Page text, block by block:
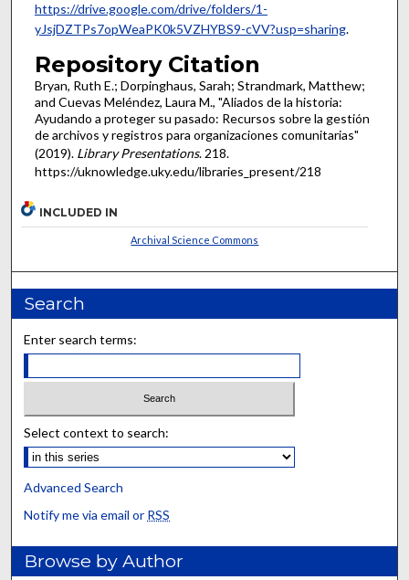
https://drive.google.com/drive/folders/1-
yJsjDZTPs7opWeaPK0k5VZHYBS9-cVV?usp=sharing.
Repository Citation
Bryan, Ruth E.; Dorpinghaus, Sarah; Strandmark, Matthew;
and Cuevas Meléndez, Laura M., "Aliados de la historia:
Ayudando a proteger su pasado: Recursos sobre la gestión
de archivos y registros para organizaciones comunitarias"
(2019). Library Presentations. 218.
https://uknowledge.uky.edu/libraries_present/218
INCLUDED IN
Archival Science Commons
Search
Enter search terms:
Select context to search:
Advanced Search
Notify me via email or RSS
Browse by Author